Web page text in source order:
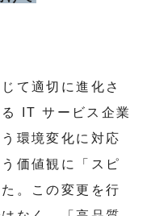
て適切に進化さ
IT サービス企業
環境変化に対応
価値観に「スピ
。この変更を行